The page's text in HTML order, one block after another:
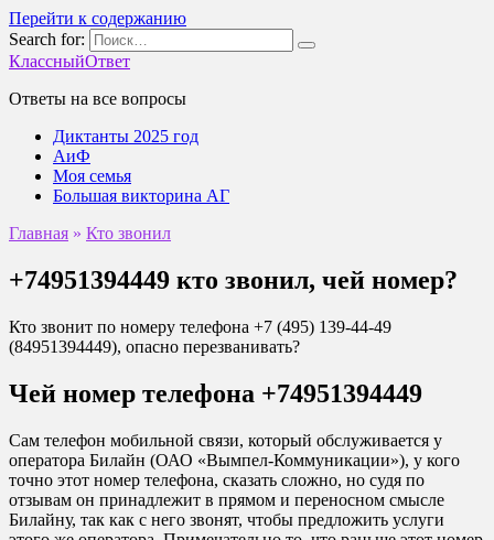
Перейти к содержанию
Search for:
КлассныйОтвет
Ответы на все вопросы
Диктанты 2025 год
АиФ
Моя семья
Большая викторина АГ
Главная » Кто звонил
+74951394449 кто звонил, чей номер?
Кто звонит по номеру телефона +7 (495) 139-44-49
(84951394449), опасно перезванивать?
Чей номер телефона +74951394449
Сам телефон мобильной связи, который обслуживается у
оператора Билайн (ОАО «Вымпел-Коммуникации»), у кого
точно этот номер телефона, сказать сложно, но судя по
отзывам он принадлежит в прямом и переносном смысле
Билайну, так как с него звонят, чтобы предложить услуги